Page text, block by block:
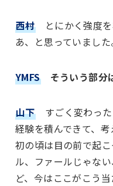
西村
とにかく強度
あ、と思っていました
YMFS そういう部分
山下
すごく変わっ
経験を積んできて、
初の頃は目の前で起
ル、ファールじゃな
ど、今はここがこう